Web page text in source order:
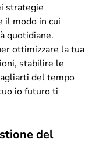
strategie
il modo in cui
quotidiane.
ottimizzare la tua
stabilire le
del tempo
io futuro ti
del